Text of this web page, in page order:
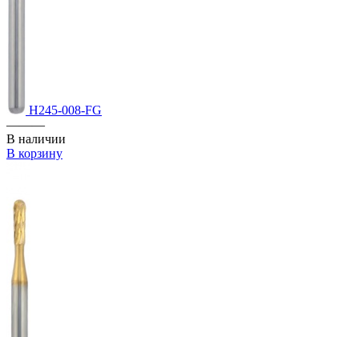
H245-008-FG
———
В наличии
В корзину